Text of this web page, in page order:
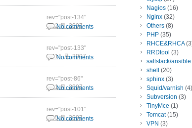
6 12 月, 2007
rev="post-134"
No comments
29 11 月, 2007
rev="post-133"
No comments
5 11 月, 2007
rev="post-86"
No comments
25 5 月, 2007
rev="post-101"
No comments
Nagios (16)
Nginx (32)
Others (8)
PHP (35)
RHCE&RHCA
RRDtool (3)
saltstack/ansible
shell
(20)
sphinx (3)
Squid/varnish (4)
Subversion (3)
TinyMce (1)
Tomcat(15)
VPN (3)